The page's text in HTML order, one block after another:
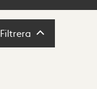
Filtrera Filtrera